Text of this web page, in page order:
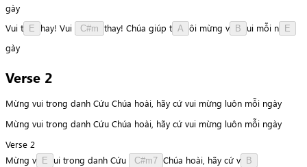
gày
Vui t E hay! Vui C#m thay! Chúa giúp t A ôi mừng v B ui mỗi n E
gày
Verse 2
Mừng vui trong danh Cứu Chúa hoài, hãy cứ vui mừng luôn mỗi ngày
Mừng vui trong danh Cứu Chúa hoài, hãy cứ vui mừng luôn mỗi ngày
Verse 2
Mừng v E ui trong danh Cứu C#m7 Chúa hoài, hãy cứ v B